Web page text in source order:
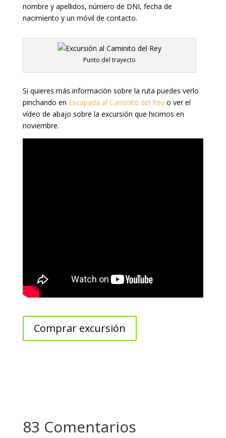
nombre y apellidos, número de DNI, fecha de
nacimiento y un móvil de contacto.
Punto del trayecto
Si quieres más información sobre la ruta puedes verlo
pinchando en Escapada al Caminito del Reyo ver el
vídeo de abajo sobre la excursión que hicimos en
noviembre.
Comprar excursión
83 Comentarios